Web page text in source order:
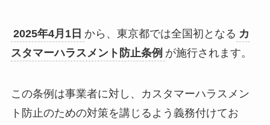
2025年4月1日 から、東京都では全国初となる カ
スタマーハラスメント防止条例 が施行されます。
この条例は事業者に対し、カスタマーハラスメン
ト防止のための対策を講じるよう義務付けてお